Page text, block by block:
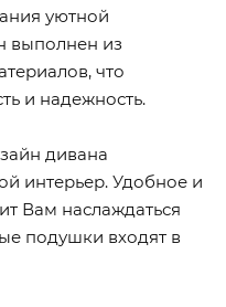
уютной
выполнен из
что
и надежность.
дивана
интерьер. Удобное и
Вам наслаждаться
подушки входят в